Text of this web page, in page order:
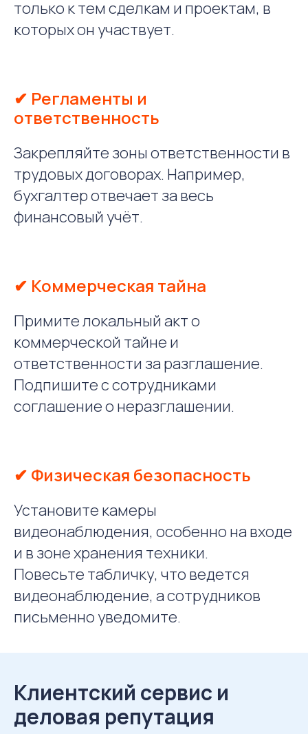
только к тем сделкам и проектам, в
которых он участвует.
✔ Регламенты и
ответственность
Закрепляйте зоны ответственности в
трудовых договорах. Например,
бухгалтер отвечает за весь
финансовый учёт.
✔ Коммерческая тайна
Примите локальный акт о
коммерческой тайне и
ответственности за разглашение.
Подпишите с сотрудниками
соглашение о неразглашении.
✔ Физическая безопасность
Установите камеры
видеонаблюдения, особенно на входе
и в зоне хранения техники.
Повесьте табличку, что ведется
видеонаблюдение, а сотрудников
письменно уведомите.
Клиентский сервис и
деловая репутация